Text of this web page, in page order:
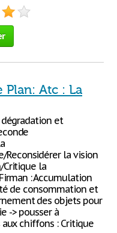
Plan: Atc : La
et
Reconsidérer la vision
Critique la
: Accumulation
de consommation et
des objets pour
-> pousser à
aux chiffons : Critique